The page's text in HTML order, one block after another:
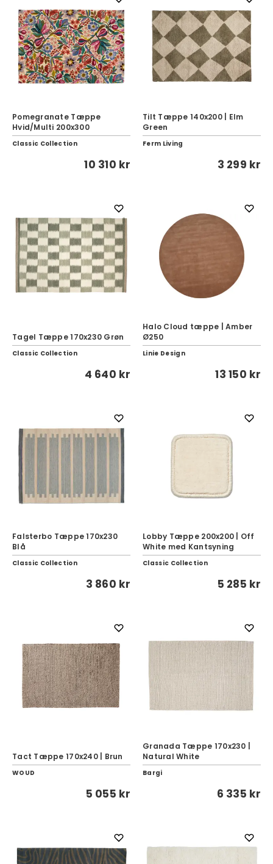
Pomegranate Tæppe
Hvid/Multi 200x300
Classic Collection
10 310 kr
Tilt Tæppe 140x200 | Elm
Green
Ferm Living
3 299 kr
Tagel Tæppe 170x230 Grøn
Classic Collection
4 640 kr
Halo Cloud tæppe | Amber
Ø250
Linie Design
13 150 kr
Falsterbo Tæppe 170x230
Blå
Classic Collection
3 860 kr
Lobby Tæppe 200x200 | Off
White med Kantsyning
Classic Collection
5 285 kr
Tact Tæppe 170x240 | Brun
WOUD
5 055 kr
Granada Tæppe 170x230 |
Natural White
Bargi
6 335 kr